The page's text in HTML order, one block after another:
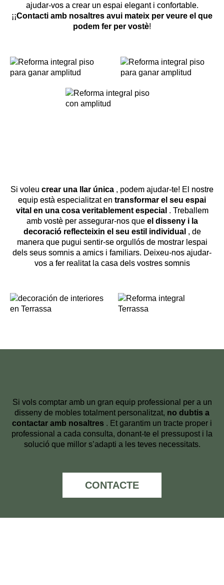
ajudar-vos a crear un espai elegant i confortable.
¡¡Contacti amb nosaltres avui mateix per veure el que
podem fer per vostè!
Si voleu crear una llar única , podem ajudar-te! El nostre
equip està especialitzat en transformar el seu espai
vital en una cosa veritablement especial. Treballem
amb vostè per assegurar-nos que el disseny i la
decoració reflecteixin el seu estil individual, de
manera que pugui sentir-se orgullós de mostrar lespai
dels seus somnis a amics i familiars. Deixeu-nos ajudar-
vos a fer realitat la casa dels vostres somnis
Si vols comptar amb un gran equip professional per a un
disseny de mobles totalment personalitzat, no dubtis a
contactar amb nosaltres . Et garantim un tracte proper i
professional a cada consulta, donant-te el pressupost i la
solució que millor s’adapti a les teves necessitats.
CONTACTE